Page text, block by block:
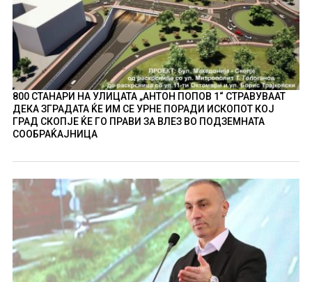
800 СТАНАРИ НА УЛИЦАТА „АНТОН ПОПОВ 1“ СТРАВУВААТ
ДЕКА ЗГРАДАТА ЌЕ ИМ СЕ УРНЕ ПОРАДИ ИСКОПОТ КОЈ
ГРАД СКОПЈЕ ЌЕ ГО ПРАВИ ЗА ВЛЕЗ ВО ПОДЗЕМНАТА
СООБРАЌАЈНИЦА